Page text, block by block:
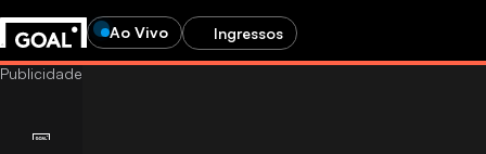
Ao Vivo Ingressos